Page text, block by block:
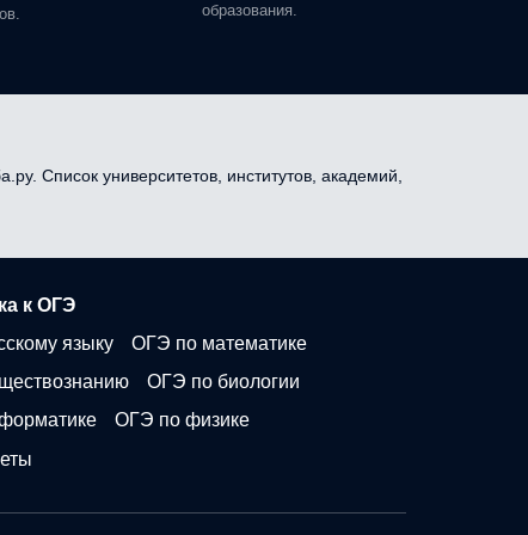
образования.
Список университетов, институтов, академий,
к ОГЭ
языку
ОГЭ по математике
ОГЭ по биологии
ОГЭ по физике